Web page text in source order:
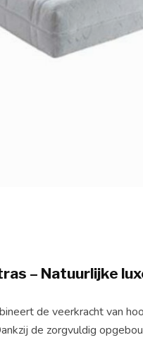
– Natuurlijke
de veerkracht van
de zorgvuldig